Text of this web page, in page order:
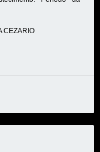
CEZARIO